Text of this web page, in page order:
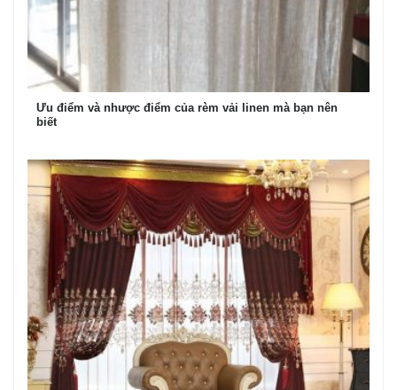
Ưu điểm và nhược điểm của rèm vải linen mà bạn nên
biết